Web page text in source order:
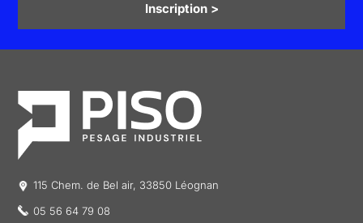
Inscription >
115 Chem. de Bel air, 33850 Léognan
05 56 64 79 08